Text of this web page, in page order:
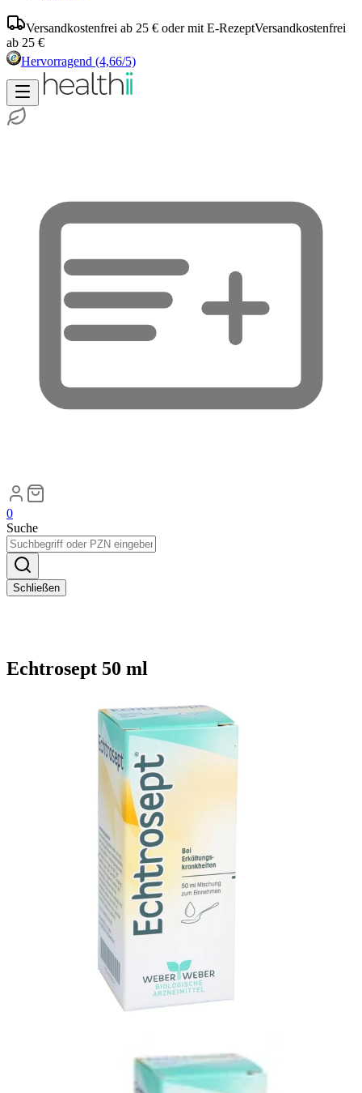
Versandkostenfrei ab 25 € oder mit E-RezeptVersandkostenfrei
ab 25 €
Hervorragend (4,66/5)
0
Suche
Schließen
Echtrosept 50 ml